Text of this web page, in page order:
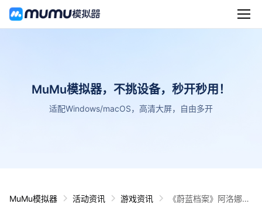
MuMu模拟器，不挑设备，秒开秒用！
适配Windows/macOS，高清大屏，自由多开
MuMu模拟器 活动资讯 游戏资讯
《蔚蓝档案》阿洛娜的